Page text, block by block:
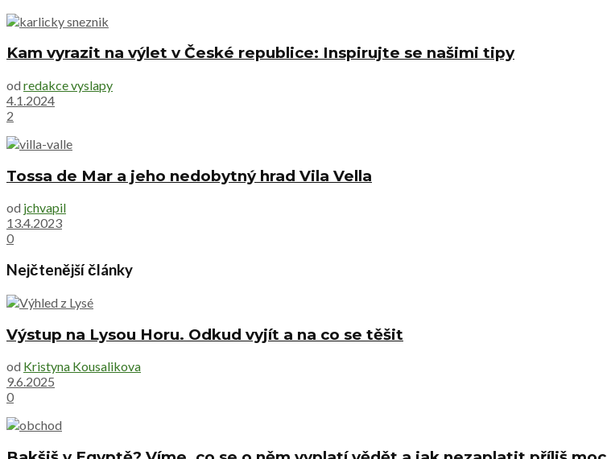
Kam vyrazit na výlet v České republice: Inspirujte se našimi tipy
od redakce vyslapy
4.1.2024
2
Tossa de Mar a jeho nedobytný hrad Vila Vella
od jchvapil
13.4.2023
0
Nejčtenější články
Výstup na Lysou Horu. Odkud vyjít a na co se těšit
od Kristyna Kousalikova
9.6.2025
0